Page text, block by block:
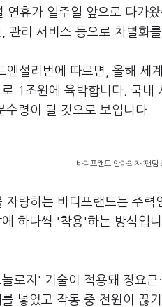
연휴가 일주일 앞으로 다가
관리 서비스 등으로 차별화
앤설리번에 따르면, 올해
1조원에 육박합니다. 국
령이 될 것으로 보입니다.
바디프랜드 안마의자 ‘팬
자랑하는 바디프랜드는 주
하나씩 '착용'하는 방식입
로지' 기술이 적용돼 장요
넣었고 작동 중 전원이 끊